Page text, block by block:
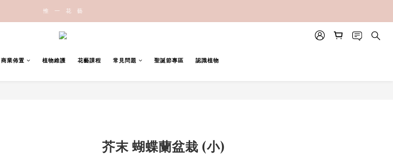
惟   一   花   藝
商業佈置 植物維護 花藝課程 常見問題 聖誕節專區 認識植物
芥末 蝴蝶蘭盆栽 (小)